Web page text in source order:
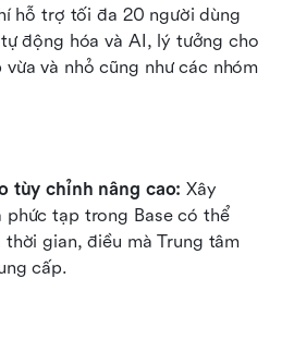
hỗ trợ tối đa 20 người dùng
động hóa và AI, lý tưởng cho
và nhỏ cũng như các nhóm
tùy chỉnh nâng cao: Xây
phức tạp trong Base có thể
thời gian, điều mà Trung tâm
cấp.